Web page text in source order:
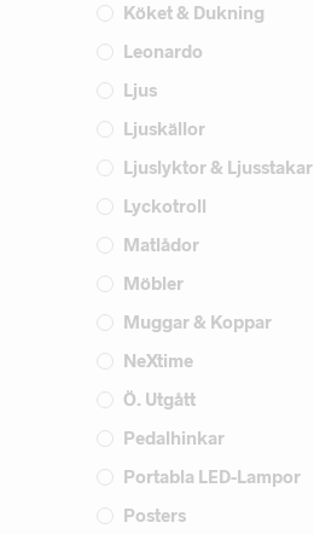
Köket & Dukning
Leonardo
Ljus
Ljuskällor
Ljuslyktor & Ljusstakar
Lyckotroll
Matlådor
Möbler
Muggar & Koppar
NeXtime
Ö. Utgått
Pedalhinkar
Portabla LED-Lampor
Posters